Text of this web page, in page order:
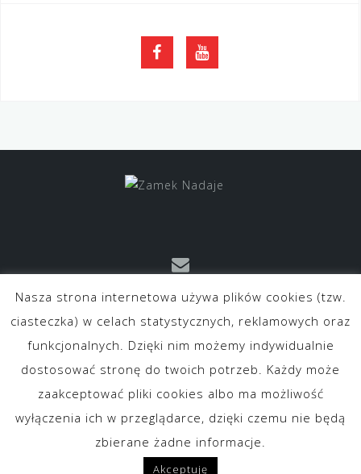
YouTube
kontakt@zameknadaje.pl
O nas Kontakt
Polityka prywatności
Regulamin Sklepu Internetowego
Nasza strona internetowa używa plików cookies (tzw.
ciasteczka) w celach statystycznych, reklamowych oraz
funkcjonalnych. Dzięki nim możemy indywidualnie
dostosować stronę do twoich potrzeb. Każdy może
zaakceptować pliki cookies albo ma możliwość
wyłączenia ich w przeglądarce, dzięki czemu nie będą
zbierane żadne informacje.
Akceptuję